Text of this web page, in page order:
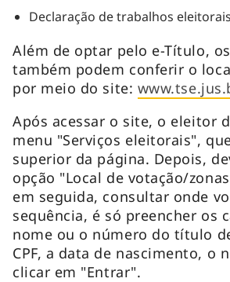
Declaração de trabalhos eleitorais
Além de optar pelo e-Título,
também podem conferir o
por meio do site:
Após acessar o site, o eleitor
menu "Serviços eleitorais",
superior da página. Depois,
opção "Local de votação/
em seguida, consultar onde
sequência, é só preencher os
nome ou o número do título
CPF, a data de nascimento, o
clicar em "Entrar".